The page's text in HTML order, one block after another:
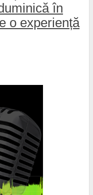
în
o experiență